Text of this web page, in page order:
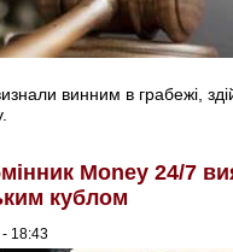
винним в грабежі,
Money 24/7
кублом
18:43